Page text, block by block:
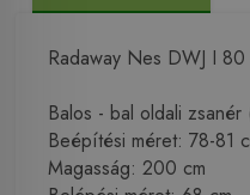
Radaway Nes DWJ I
Balos - bal oldali zsanér
Beépítési méret: 78-81
Magasság: 200 cm